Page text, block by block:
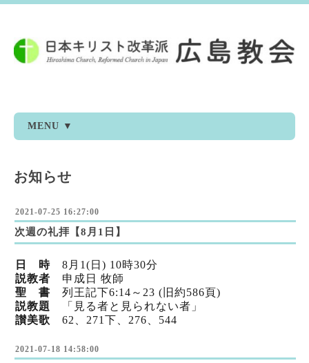
MENU ▼
お知らせ
2021-07-25 16:27:00
次週の礼拝【8月1日】
日 時 8 月1 (日) 10時30分
説教者 申成日 牧師
聖 書 列王記下6:14～23 (旧 約586頁)
説教題
「見る者と見られない者」
讃美歌 62、271下、276、544
2021-07-18 14:58:00